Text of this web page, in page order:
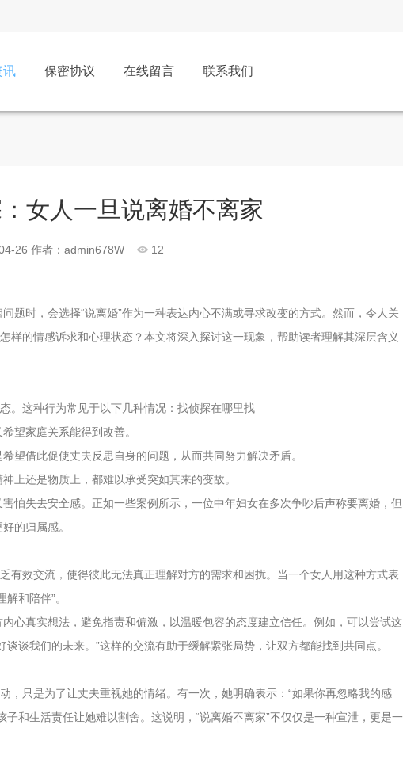
讯 保密协议 在线留言 联系我们
女人一旦说离婚不离家
26作者：admin678W 12
题时，会选择“说离婚”作为一种表达内心不满或寻求改变的方式。然而，令人关
样的情感诉求和心理状态？本文将深入探讨这一现象，帮助读者理解其深层含义
。这种行为常见于以下几种情况： 找侦探在哪里找
望家庭关系能得到改善。
望借此促使丈夫反思自身的问题，从而共同努力解决矛盾。
上还是物质上，都难以承受突如其来的变故。
失去安全感。正如一些案例所示，一位中年妇女在多次争吵后声称要离婚，但
的归属感。
有效交流，使得彼此无法真正理解对方的需求和困扰。当一个女人用这种方式表
和陪伴”。
心真实想法，避免指责和偏激，以温暖包容的态度建立信任。例如，可以尝试这
谈我们的未来。”这样的交流有助于缓解紧张局势，让双方都能找到共同点。
，只是为了让丈夫重视她的情绪。有一次，她明确表示：“如果你再忽略我的感
和生活责任让她难以割舍。这说明，“说离婚不离家”不仅仅是一种宣泄，更是一